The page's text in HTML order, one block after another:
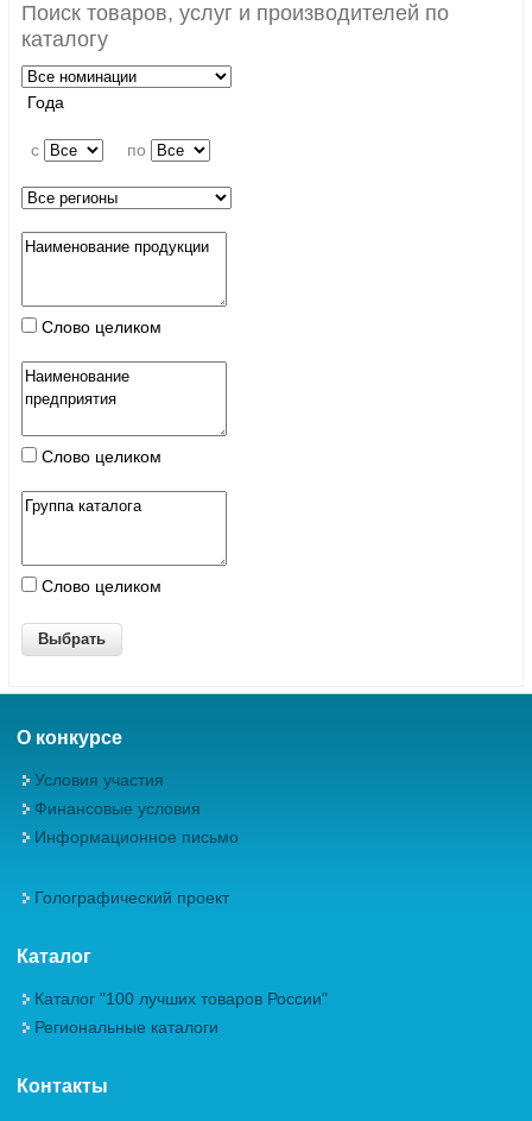
Поиск товаров, услуг и производителей по
каталогу
Года
c по
Слово целиком
Слово целиком
Слово целиком
О конкурсе
Условия участия
Финансовые условия
Информационное письмо
Голографический проект
Каталог
Каталог "100 лучших товаров России"
Региональные каталоги
Контакты